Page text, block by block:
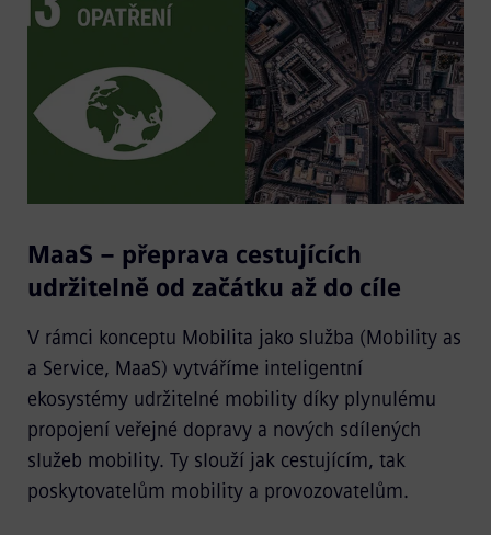
MaaS – přeprava cestujících
udržitelně od začátku až do cíle
V rámci konceptu Mobilita jako služba (Mobility as
a Service, MaaS) vytváříme inteligentní
ekosystémy udržitelné mobility díky plynulému
propojení veřejné dopravy a nových sdílených
služeb mobility. Ty slouží jak cestujícím, tak
poskytovatelům mobility a provozovatelům.